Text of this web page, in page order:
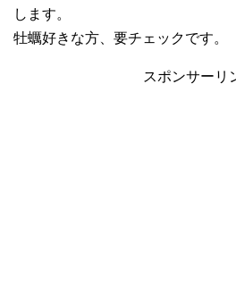
します。
牡蠣好きな方、要チェックです。
スポンサーリ